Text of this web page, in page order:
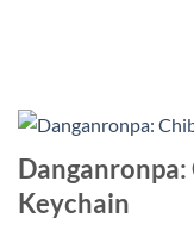
Keychain